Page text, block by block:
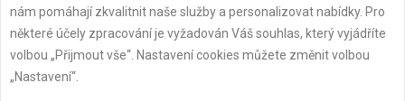
Důležité informace
nám pomáhají zkvalitnit naše služby a personalizovat nabídky. Pro
některé účely zpracování je vyžadován Váš souhlas, který vyjádříte
volbou „Přijmout vše“. Nastavení cookies můžete změnit volbou
„Nastavení“.